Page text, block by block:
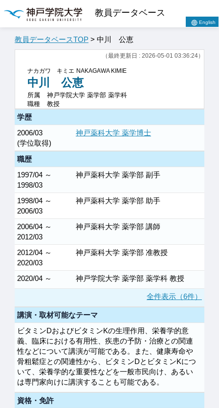
教員データベース
English
教員データベースTOP > 中川 公恵
（最終更新日 : 2026-05-01 03:36:24）
ナカガワ キミエ NAKAGAWA KIMIE
中川 公恵
所属
神戸学院大学 薬学部 薬学科
職種
教授
学歴
2006/03
(学位取得)
神戸薬科大学 薬学博士
職歴
1997/04 ～
1998/03
神戸薬科大学 薬学部 副手
1998/04 ～
2006/03
神戸薬科大学 薬学部 助手
2006/04 ～
2012/03
神戸薬科大学 薬学部 講師
2012/04 ～
2020/03
神戸薬科大学 薬学部 准教授
2020/04 ～ 神戸学院大学 薬学部 薬学科 教授
全件表示（6件）
講演・取材可能なテーマ
ビタミンDおよびビタミンKの生理作用、栄養学的意
義、臨床における有用性、疾患の予防・治療との関連
性などについて講演が可能である。また、健康寿命や
骨粗鬆症との関連性から、ビタミンDとビタミンKにつ
いて、栄養学的な重要性などを一般市民向け、あるい
は専門家向けに講演することも可能である。
資格・免許